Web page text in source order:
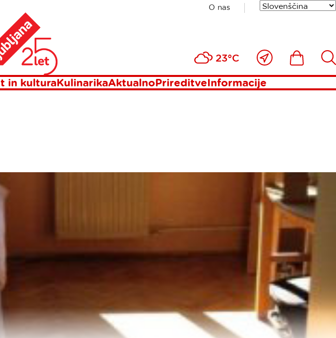
O nas
23°C
Blizu
mene
Ikona Išči
in kulturaKulinarikaAktualnoPrireditveInformacije